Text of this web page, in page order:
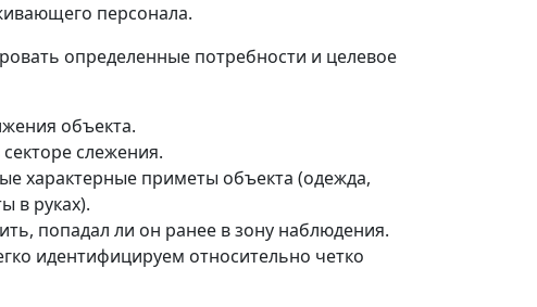
персонала.
определенные потребности и целевое
объекта.
слежения.
характерные приметы объекта (одежда,
в руках).
попадал ли он ранее в зону наблюдения.
идентифицируем относительно четко